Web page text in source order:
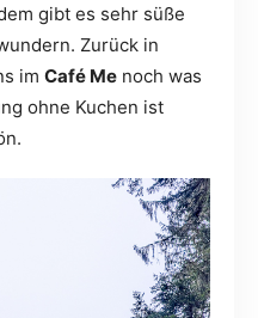
gibt es sehr süße
Zurück in
im Café Me noch was
ohne Kuchen ist